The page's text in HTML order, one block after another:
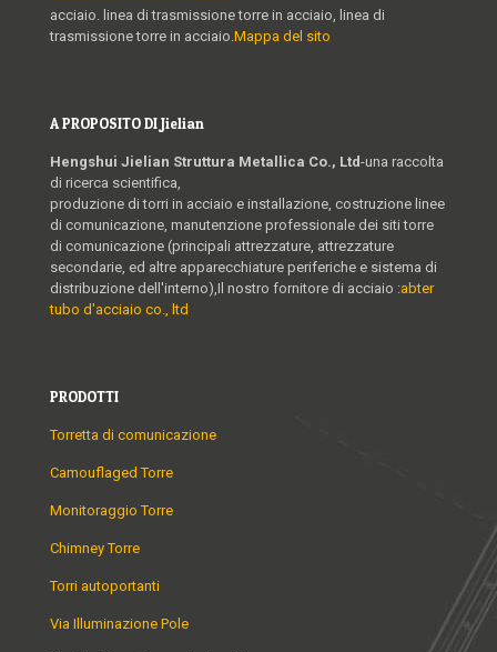
acciaio. linea di trasmissione torre in acciaio, linea di
trasmissione torre in acciaio.Mappa del sito
A PROPOSITO DI Jielian
Hengshui Jielian Struttura Metallica Co., Ltd-una raccolta
di ricerca scientifica,
produzione di torri in acciaio e installazione, costruzione linee
di comunicazione, manutenzione professionale dei siti torre
di comunicazione (principali attrezzature, attrezzature
secondarie, ed altre apparecchiature periferiche e sistema di
distribuzione dell'interno),Il nostro fornitore di acciaio :abter
tubo d'acciaio co., ltd
PRODOTTI
Torretta di comunicazione
Camouflaged Torre
Monitoraggio Torre
Chimney Torre
Torri autoportanti
Via Illuminazione Pole